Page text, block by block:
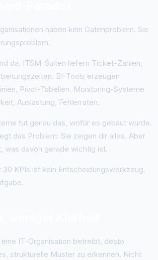
haben kein Datenproblem. Sie
da. ITSM-Suiten liefern Ticket-Zahlen,
BI-Tools erzeugen
Pivot-Tabellen. Monitoring-Systeme
Auslastung, Fehlerraten.
tut genau das, wofür es gebaut wurde.
das Problem: Sie zeigen dir alles. Aber
was davon gerade wichtig ist.
30 KPIs ist kein Entscheidungswerkzeug.
IT-Organisation betreibt, desto
strukturelle Muster zu erkennen. Nicht